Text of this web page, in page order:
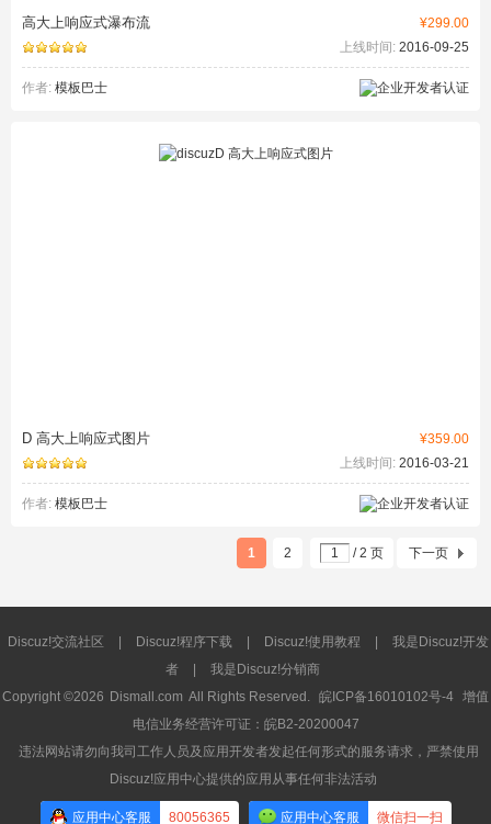
¥299.00
高大上响应式瀑布流
上线时间: 2016-09-25
作者: 模板巴士
¥359.00
D 高大上响应式图片
上线时间: 2016-03-21
作者: 模板巴士
1 2 / 2 页 下一页
Discuz!交流社区 Discuz!程序下载 Discuz!使用教程
我是Discuz!开发
者
我是Discuz!分销商
Copyright ©2026 Dismall.com All Rights Reserved. 皖ICP备16010102号-4 增值
电信业务经营许可证：皖B2-20200047
违法网站请勿向我司工作人员及应用开发者发起任何形式的服务请求，严禁使用
Discuz!应用中心提供的应用从事任何非法活动
应用中心客服 80056365 应用中心客服 微信扫一扫